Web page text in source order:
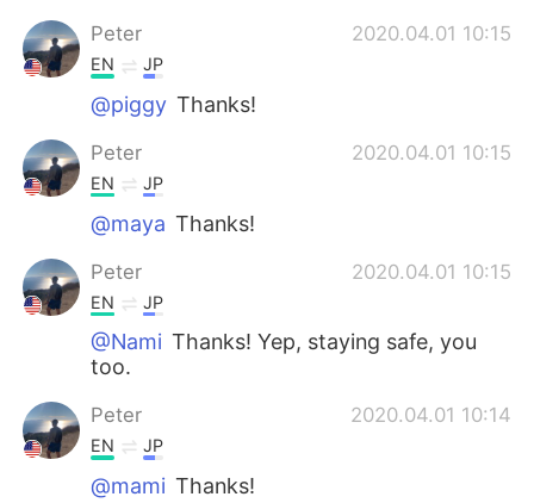
Peter 2020.04.01 10:15
EN JP
@piggy Thanks!
Peter 2020.04.01 10:15
EN JP
@maya Thanks!
Peter 2020.04.01 10:15
EN JP
@Nami Thanks! Yep, staying safe, you
too.
Peter 2020.04.01 10:14
EN JP
@mami Thanks!